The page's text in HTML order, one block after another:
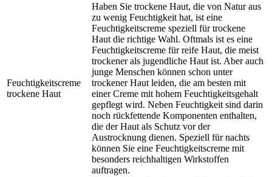
Feuchtigkeitscreme
trockene Haut
Haben Sie trockene Haut, die von Natur aus
zu wenig Feuchtigkeit hat, ist eine
Feuchtigkeitscreme speziell für trockene
Haut die richtige Wahl. Oftmals ist es eine
Feuchtigkeitscreme für reife Haut, die meist
trockener als jugendliche Haut ist. Aber auch
junge Menschen können schon unter
trockener Haut leiden, die am besten mit
einer Creme mit hohem Feuchtigkeitsgehalt
gepflegt wird. Neben Feuchtigkeit sind darin
noch rückfettende Komponenten enthalten,
die der Haut als Schutz vor der
Austrocknung dienen. Speziell für nachts
können Sie eine Feuchtigkeitscreme mit
besonders reichhaltigen Wirkstoffen
auftragen.